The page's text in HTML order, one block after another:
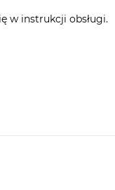
lekkie jak
w instrukcji obsługi.